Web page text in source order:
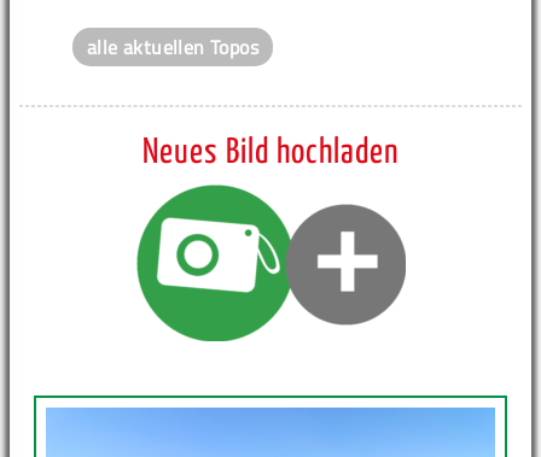
alle aktuellen Topos
Neues Bild hochladen